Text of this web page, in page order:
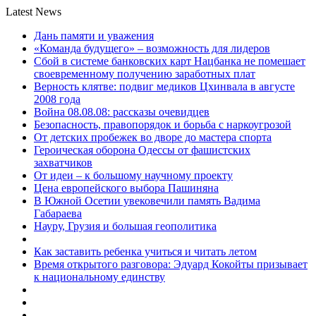
Latest News
Дань памяти и уважения
«Команда будущего» – возможность для лидеров
Сбой в системе банковских карт Нацбанка не помешает
своевременному получению заработных плат
Верность клятве: подвиг медиков Цхинвала в августе
2008 года
Война 08.08.08: рассказы очевидцев
Безопасность, правопорядок и борьба с наркоугрозой
От детских пробежек во дворе до мастера спорта
Героическая оборона Одессы от фашистских
захватчиков
От идеи – к большому научному проекту
Цена европейского выбора Пашиняна
В Южной Осетии увековечили память Вадима
Габараева
Науру, Грузия и большая геополитика
Как заставить ребенка учиться и читать летом
Время открытого разговора: Эдуард Кокойты призывает
к национальному единству